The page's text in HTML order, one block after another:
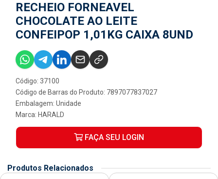
RECHEIO FORNEAVEL
CHOCOLATE AO LEITE
CONFEIPOP 1,01KG CAIXA 8UND
Código: 37100
Código de Barras do Produto: 7897077837027
Embalagem: Unidade
Marca: HARALD
FAÇA SEU LOGIN
Produtos Relacionados